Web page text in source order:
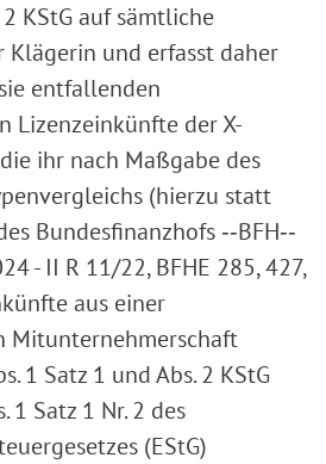
2 KStG auf sämtliche
Klägerin und erfasst daher
entfallenden
Lizenzeinkünfte der X-
ihr nach Maßgabe des
(hierzu statt
Bundesfinanzhofs ‑‑BFH‑‑
- II R 11/22, BFHE 285, 427,
aus einer
Mitunternehmerschaft
1 Satz 1 und Abs. 2 KStG
1 Satz 1 Nr. 2 des
(EStG)